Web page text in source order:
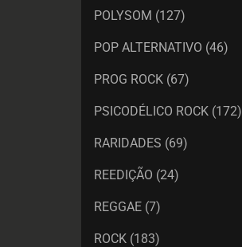
POLYSOM (127)
POP ALTERNATIVO (46)
PROG ROCK (67)
PSICODÉLICO ROCK (172)
RARIDADES (69)
REEDIÇÃO (24)
REGGAE (7)
ROCK (183)